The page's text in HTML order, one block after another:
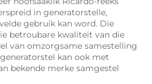
in generatorstelle,
gebruik kan word. Die
betroubare kwaliteit van die
van omzorgsame samestelling
kan ook met
bekende merke samgestel